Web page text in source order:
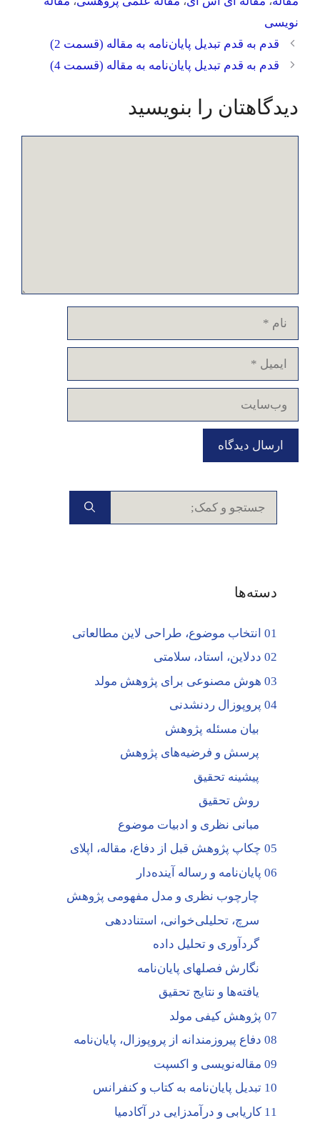
نویسی
قدم به قدم تبدیل پایان‌نامه به مقاله (قسمت 2)
قدم به قدم تبدیل پایان‌نامه به مقاله (قسمت 4)
دیدگاهتان را بنویسید
برای:
دسته‌ها
01 انتخاب موضوع، طراحی لاین مطالعاتی
02 ددلاین، استاد، سلامتی
03 هوش مصنوعی برای پژوهش مولد
04 پروپوزال ردنشدنی
بیان مسئله پژوهش
پرسش و فرضیه‌های پژوهش
پیشینه تحقیق
روش تحقیق
مبانی نظری و ادبیات موضوع
05 چکاپ پژوهش قبل از دفاع، مقاله، اپلای
06 پایان‌نامه و رساله آینده‌دار
چارچوب نظری و مدل مفهومی پژوهش
سرچ، تحلیلی‌خوانی، استناددهی
گردآوری و تحلیل داده
نگارش فصلهای پایان‌نامه
یافته‌ها و نتایج تحقیق
07 پژوهش کیفی مولد
08 دفاع پیروزمندانه از پروپوزال، پایان‌نامه
09 مقاله‌نویسی و اکسپت
10 تبدیل پایان‌نامه به کتاب و کنفرانس
11 کاریابی و درآمدزایی در آکادمیا